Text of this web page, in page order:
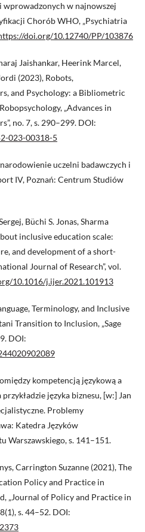
w najnowszej
Chorób WHO, „Psychiatria
doi.org/10.12740/PP/103876
Jaishankar, Heerink Marcel,
(2023), Robots,
and Psychology: a Bibliometric
„Advances in
no. 7, s. 290–299. DOI:
023-00318-5
uczelni badawczych i
IV, Poznań: Centrum Studiów
Büchi S. Jonas, Sharma
inclusive education scale:
and development of a short-
Journal of Research”, vol.
10.1016/j.ijer.2021.101913
Terminology, and Inclusive
Transition to Inclusion, „Sage
DOI:
kompetencją językową a
języka biznesu, [w:] Jan
Problemy
Katedra Języków
Warszawskiego, s. 141–151.
Carrington Suzanne (2021), The
Policy and Practice in
„Journal of Policy and Practice in
s. 44–52. DOI: